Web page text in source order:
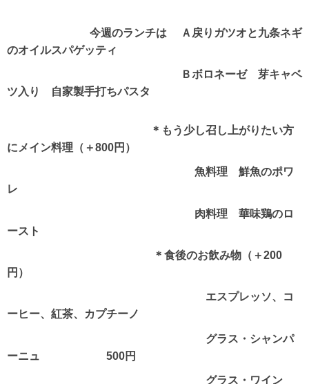
今週のランチは Ａ戻りガツオと九条ネギ
のオイルスパゲッティ
Ｂボロネーゼ 芽キャベ
ツ入り 自家製手打ちパスタ
＊もう少し召し上がりたい方
にメイン料理（＋800円）
魚料理 鮮魚のポワ
レ
肉料理 華味鶏のロ
ースト
＊食後のお飲み物（＋200
円）
エスプレッソ、コ
ーヒー、紅茶、カプチーノ
グラス・シャンパ
ーニュ 500円
グラス・ワイン